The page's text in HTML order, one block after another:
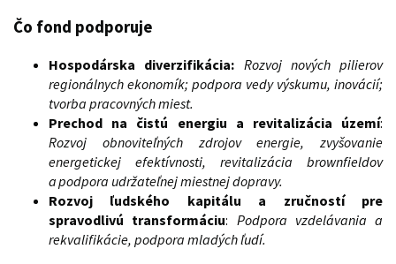
Čo fond podporuje
Hospodárska diverzifikácia: Rozvoj nových pilierov
regionálnych ekonomík; podpora vedy výskumu, inovácií;
tvorba pracovných miest​.
Prechod na čistú energiu a revitalizácia území​:
Rozvoj obnoviteľných zdrojov energie, zvyšovanie
energetickej efektívnosti, revitalizácia brownfieldov
a podpora udržateľnej miestnej dopravy​.
Rozvoj ľudského kapitálu a zručností pre
spravodlivú transformáciu​: Podpora vzdelávania a
rekvalifikácie, podpora mladých ľudí​.